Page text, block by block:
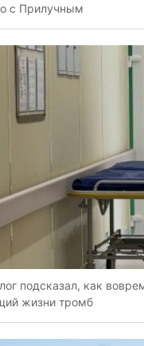
с Прилучным
подсказал, как
жизни тромб